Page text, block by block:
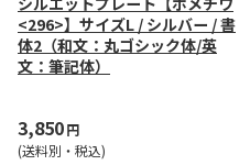
<296>】サイズL / シルバー / 書
体2（和文：丸ゴシック体/英
文：筆記体）
3,850円
(送料別・税込)